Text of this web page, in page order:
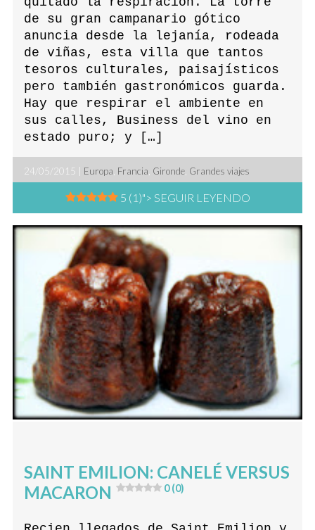
de su gran campanario gótico
anuncia desde la lejanía, rodeada
de viñas, esta villa que tantos
tesoros culturales, paisajísticos
pero también gastronómicos guarda.
Hay que respirar el ambiente en
sus calles, Business del vino en
estado puro; y […]
24/05/2015 | Europa Francia Gironde Grandes viajes
5 (1)"> SEGUIR LEYENDO
SAINT EMILION: CANELÉ VERSUS
MACARON
0 (0)